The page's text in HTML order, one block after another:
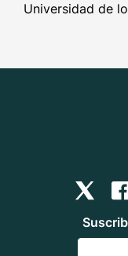
Universidad de